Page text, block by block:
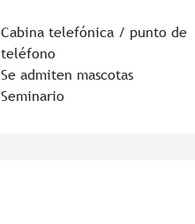
Cabina telefónica / punto de
teléfono
Se admiten mascotas
Seminario